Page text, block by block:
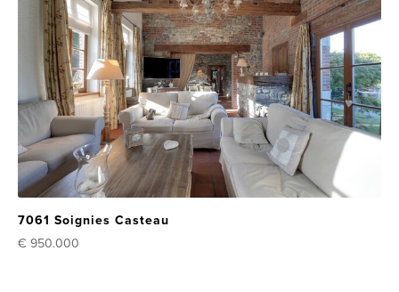
7061 Soignies Casteau
€ 950.000